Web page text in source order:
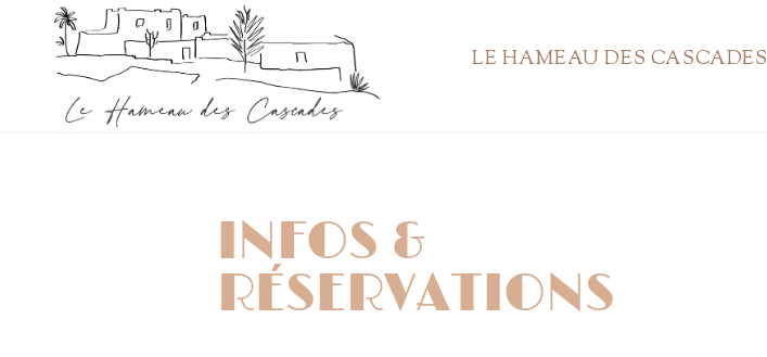
LE HAMEAU DES CASCADES
INFOS &
RÉSERVATIONS